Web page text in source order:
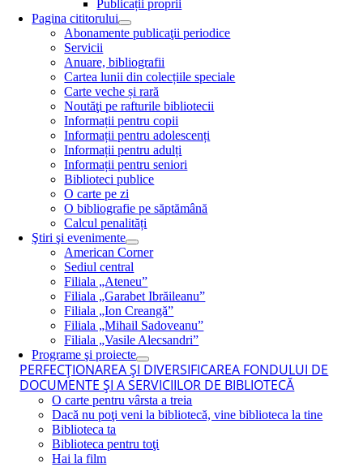
Publicații proprii
Pagina cititorului
Abonamente publicaţii periodice
Servicii
Anuare, bibliografii
Cartea lunii din colecțiile speciale
Carte veche și rară
Noutăţi pe rafturile bibliotecii
Informații pentru copii
Informații pentru adolescenți
Informații pentru adulți
Informații pentru seniori
Biblioteci publice
O carte pe zi
O bibliografie pe săptămână
Calcul penalități
Ştiri şi evenimente
American Corner
Sediul central
Filiala „Ateneu”
Filiala „Garabet Ibrăileanu”
Filiala „Ion Creangă”
Filiala „Mihail Sadoveanu”
Filiala „Vasile Alecsandri”
Programe şi proiecte
PERFECŢIONAREA ŞI DIVERSIFICAREA FONDULUI DE
DOCUMENTE ŞI A SERVICIILOR DE BIBLIOTECĂ
O carte pentru vârsta a treia
Dacă nu poţi veni la bibliotecă, vine biblioteca la tine
Biblioteca ta
Biblioteca pentru toţi
Hai la film